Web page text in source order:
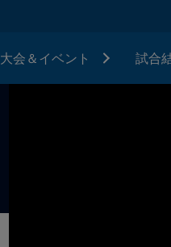
大会＆イベント 試合